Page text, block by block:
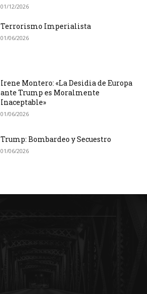
01/12/2026
Terrorismo Imperialista
01/06/2026
Irene Montero: «La Desidia de Europa
ante Trump es Moralmente
Inaceptable»
01/06/2026
Trump: Bombardeo y Secuestro
01/06/2026